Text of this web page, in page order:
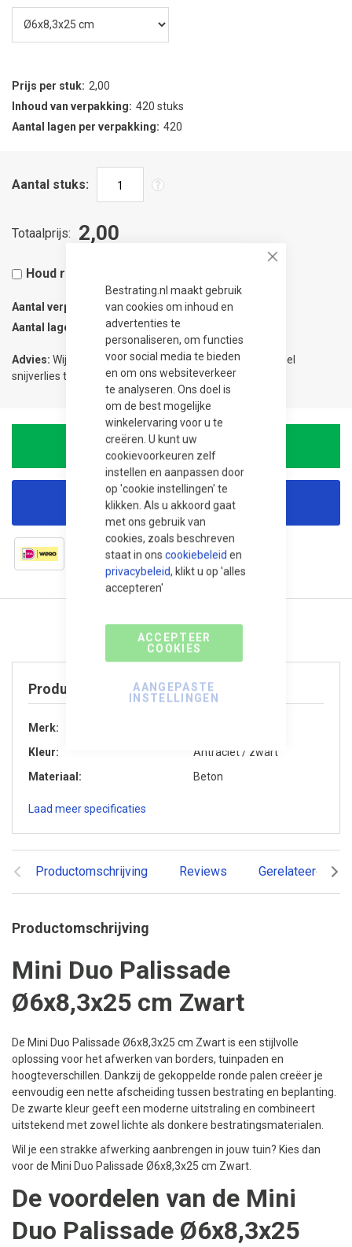
Bestrating.nl maakt gebruik
van cookies om inhoud en
advertenties te
personaliseren, om functies
voor social media te bieden
en om ons websiteverkeer
te analyseren. Ons doel is
om de best mogelijke
winkelervaring voor u te
creëren. U kunt uw
cookievoorkeuren zelf
instellen en aanpassen door
op 'cookie instellingen' te
klikken. Als u akkoord gaat
met ons gebruik van
cookies, zoals beschreven
staat in ons cookiebeleid en
privacybeleid, klikt u op 'alles
accepteren'
ACCEPTEER
COOKIES
AANGEPASTE
INSTELLINGEN
Prijs per stuk
2,00
Inhoud van verpakking
420 stuks
Aantal lagen per verpakking
420
Aantal stuks
Totaalprijs 2,00
Houd rekening met 5% snijverlies
Aantal verpakkingen
0.01
Aantal lagen
Advies: Wij adviseren 5% meer te bestellen om eventueel
snijverlies te compenseren.
In Winkelwagen
Korting aanvragen
Productomschrijving Reviews Gerelateerde
Productomschrijving
Mini Duo Palissade
Ø6x8,3x25 cm Zwart
De Mini Duo Palissade Ø6x8,3x25 cm Zwart is een stijlvolle
oplossing voor het afwerken van borders, tuinpaden en
hoogteverschillen. Dankzij de gekoppelde ronde palen creëer je
eenvoudig een nette afscheiding tussen bestrating en beplanting.
De zwarte kleur geeft een moderne uitstraling en combineert
uitstekend met zowel lichte als donkere bestratingsmaterialen.
Wil je een strakke afwerking aanbrengen in jouw tuin? Kies dan
voor de Mini Duo Palissade Ø6x8,3x25 cm Zwart.
De voordelen van de Mini
Duo Palissade Ø6x8,3x25
Product specificaties
Merk
Kleur
Antraciet / zwart
Materiaal
Beton
Laad meer specificaties